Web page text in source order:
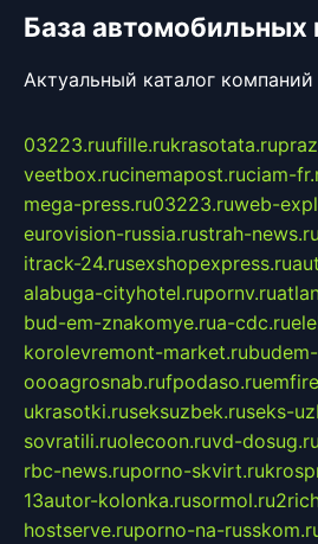
База автомобильных
Актуальный каталог
03223.ruufille.rukrasotata.ru
veetbox.rucinemapost.ruciam-
mega-press.ru03223.ruweb-
eurovision-russia.rustrah-news.ru
itrack-24.rusexshopexpress.ru
alabuga-cityhotel.rupornv.ru
bud-em-znakomye.rua-cdc.ru
korolevremont-market.ru
oooagrosnab.rufpodaso.ru
ukrasotki.ruseksuzbek.ruseks-
sovratili.ruolecoon.ruvd-dosug.ru
rbc-news.ruporno-skvirt.ru
13autor-kolonka.rusormol.ru
hostserve.ruporno-na-